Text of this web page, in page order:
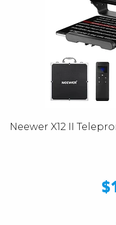
Neewer X12 II